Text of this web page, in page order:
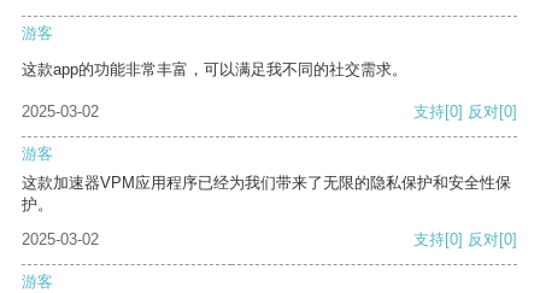
游客
这款app的功能非常丰富，可以满足我不同的社交需求。
2025-03-02 支持[0] 反对[0]
游客
这款加速器VPM应用程序已经为我们带来了无限的隐私保护和安全性保
护。
2025-03-02
支持[0] 反对[0]
游客